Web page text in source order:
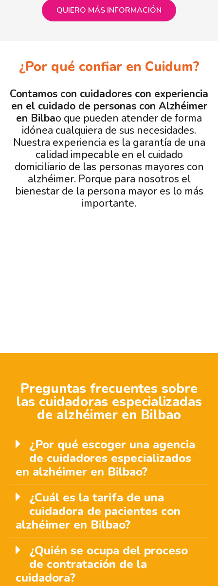
QUIERO MÁS INFORMACIÓN
¿Por qué confiar en Cuidum?
Contamos con cuidadores con experiencia
en el cuidado de personas con Alzhéimer
en Bilbao que pueden atender de forma
idónea cualquiera de sus necesidades.
Nuestra experiencia es la garantía de una
calidad impecable en el cuidado
domiciliario de las personas mayores con
alzhéimer. Porque para nosotros el
bienestar de la persona mayor es lo más
importante.
Preguntas frecuentes sobre
las cuidadoras especializadas
de alzhéimer en Bilbao
¿Por qué escoger una agencia
de cuidadores especializados
en alzhéimer en Bilbao?
¿Cuál es la tarifa de una
cuidadora de pacientes con
alzhéimer en Bilbao?
¿Quién se ocupa del proceso
de contratación de la
cuidadora?